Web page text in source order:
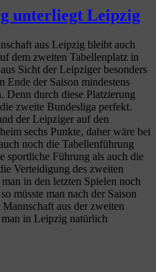
sich
für
Partner
entscheiden“
unterliegt Leipzig
aus Leipzig bleibt auch
dem zweiten Tabellenplatz in
Sicht der Leipziger besonders
der Saison mindestens
Denn durch diese Platzierung
zweite Bundesliga perfekt.
der Leipziger auf den
sechs Punkte, daher wäre bei
noch die Tabellenführung
sportliche Führung als auch die
Verteidigung des zweiten
in den letzten Spielen noch
müsste man nach der Saison
aus der zweiten
in Leipzig natürlich